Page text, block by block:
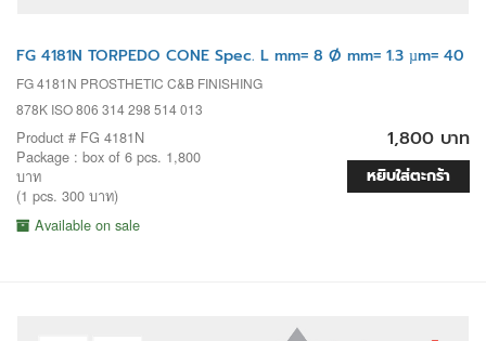
FG 4181N TORPEDO CONE Spec. L mm= 8 Ø mm= 1.3 µm= 40
FG 4181N PROSTHETIC C&B FINISHING
878K ISO 806 314 298 514 013
Product # FG 4181N
Package : box of 6 pcs. 1,800
บาท
(1 pcs. 300 บาท)
Available on sale
1,800 บาท
หยิบใส่ตะกร้า